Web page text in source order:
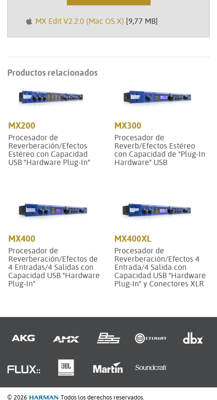
MX Edit V2.2.0 (Mac OS X) [9,77 MB]
Productos relacionados
MX200
Procesador de
Reverberación/Efectos
Estéreo con Capacidad
USB "Hardware Plug-In"
MX300
Procesador de
Reverb/Efectos Estéreo
con Capacidad de "Plug-In
Hardware" USB
MX400
Procesador de
Reverberación/Efectos de
4 Entradas/4 Salidas con
Capacidad USB "Hardware
Plug-In"
MX400XL
Procesador de
Reverberación/Efectos 4
Entrada/4 Salida con
Capacidad USB "Hardware
Plug-In" y Conectores XLR
© 2026 Todos los derechos reservados.